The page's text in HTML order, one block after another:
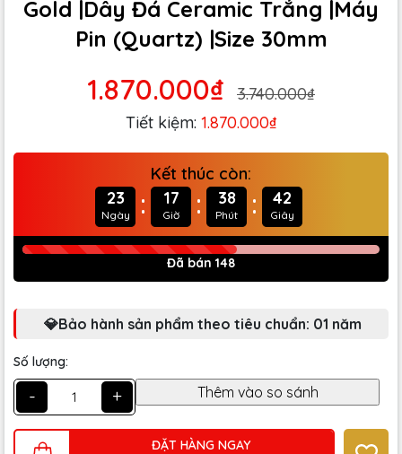
Gold |Dây Đá Ceramic Trắng |Máy
Pin (Quartz) |Size 30mm
1.870.000₫
3.740.000₫
Tiết kiệm: 1.870.000₫
Kết thúc còn:
23
Ngày : 17
Giờ : 38
Phút : 40
Giây
Đã bán 148
💎Bảo hành sản phẩm theo tiêu chuẩn: 01 năm
Số lượng:
- +
ĐẶT HÀNG NGAY